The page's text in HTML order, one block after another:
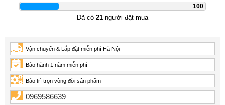
100
|
Đã có 21người đặt mua
Vận chuyển & Lắp đặt miễn phí Hà Nội
Bảo hành 1 năm miễn phí
Bảo trì trọn vòng đời sản phẩm
0969586639